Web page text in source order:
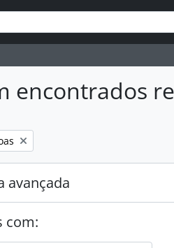
encontrados
avançada
com: